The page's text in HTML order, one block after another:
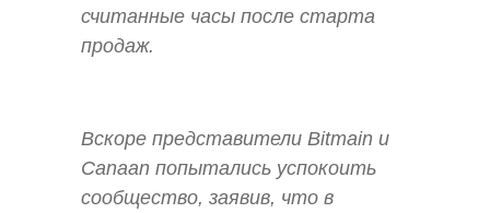
считанные часы после старта
продаж.
Вскоре представители Bitmain и
Canaan попытались успокоить
сообщество, заявив, что в